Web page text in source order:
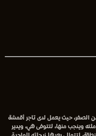
الصفر، حيث يعمل لدى تاجر أقمشة
وينجب منها، لتتوفى هي، ويدير